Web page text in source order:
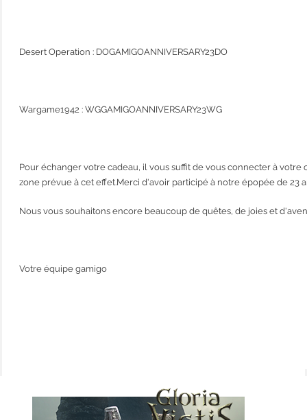
Desert Operation : DOGAMIGOANNIVERSARY23DO
Wargame1942 : WGGAMIGOANNIVERSARY23WG
Pour échanger votre cadeau, il vous suffit de vous connecter à
zone prévue à cet effet.Merci d'avoir participé à notre épopée de 23
Nous vous souhaitons encore beaucoup de quêtes, de joies et
Votre équipe gamigo